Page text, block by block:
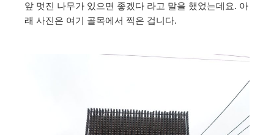
앞 멋진 나무가 있으면 좋겠다 라고 말을 했었는데요. 아
래 사진은 여기 골목에서 찍은 겁니다.